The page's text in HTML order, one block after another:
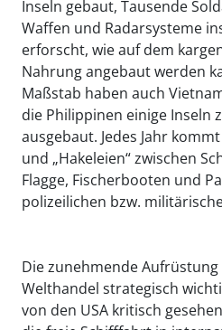
Inseln gebaut, Tausende
Waffen und Radarsysteme
erforscht, wie auf dem
Nahrung angebaut werden
Maßstab haben auch
die Philippinen einige Inseln
ausgebaut. Jedes Jahr
und „Hakeleien“ zwischen
Flagge, Fischerbooten und
polizeilichen bzw.
Die zunehmende
Welthandel strategisch
von den USA kritisch